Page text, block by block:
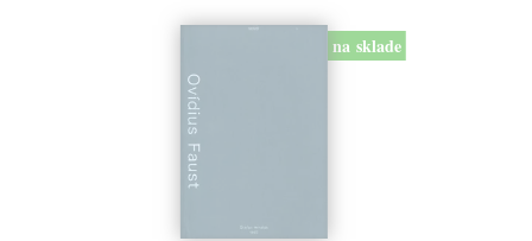
na sklade